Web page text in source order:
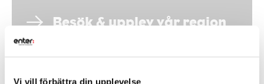
Vi vill förbättra din upplevelse
Besök & upplev vår region